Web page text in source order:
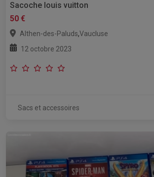
Sacoche louis vuitton
50 €
Althen-des-Paluds,Vaucluse
12 octobre 2023
Sacs et accessoires